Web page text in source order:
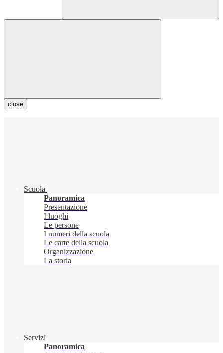
close
Scuola
Panoramica
Presentazione
I luoghi
Le persone
I numeri della scuola
Le carte della scuola
Organizzazione
La storia
Servizi
Panoramica